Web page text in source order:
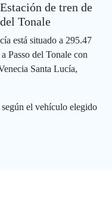
de tren de
Tonale
está situado a 295.47
Passo del Tonale con
Santa Lucía,
el vehículo elegido